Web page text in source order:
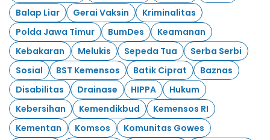
Balap Liar
Gerai Vaksin
Kriminalitas
Polda Jawa Timur
BumDes
Keamanan
Kebakaran
Melukis Sepeda Tua
Serba Serbi
Sosial
BST Kemensos Batik Ciprat
Baznas
Disabilitas
Drainase HIPPA
Hukum
Kebersihan
Kemendikbud
Kemensos RI
Kementan
Komsos
Komunitas Gowes